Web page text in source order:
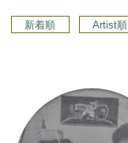
新着順 Artist順